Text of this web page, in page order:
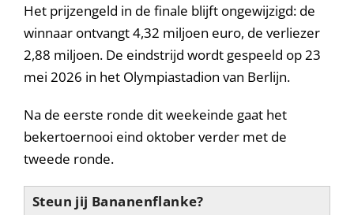
Het prijzengeld in de finale blijft ongewijzigd: de
winnaar ontvangt 4,32 miljoen euro, de verliezer
2,88 miljoen. De eindstrijd wordt gespeeld op 23
mei 2026 in het Olympiastadion van Berlijn.
Na de eerste ronde dit weekeinde gaat het
bekertoernooi eind oktober verder met de
tweede ronde.
Steun jij Bananenflanke?